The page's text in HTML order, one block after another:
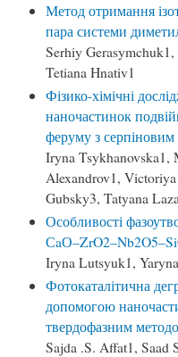
Метод отримання
пара системи
Serhiy
Tetiana Hnativ1
Фізико-хімічні
наночастинок
феруму з
Iryna Tsykhanovska1,
Alexandrov1,
Gubsky3, Tatyana
Особливості
Iryna Lutsyuk1,
Фотокаталітична
допомогою
твердофазним
Sajda .S. Affat1, Saad